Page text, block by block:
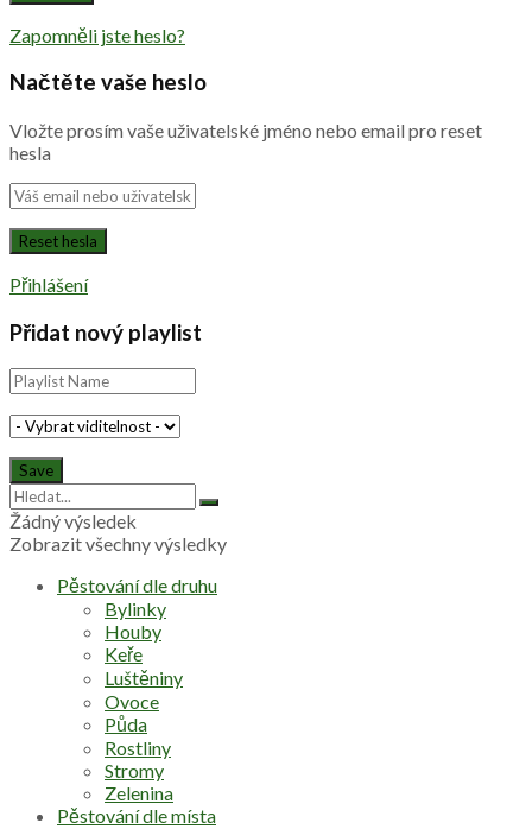
Zapomněli jste heslo?
Načtěte vaše heslo
Vložte prosím vaše uživatelské jméno nebo email pro reset
hesla
Přihlášení
Přidat nový playlist
Žádný výsledek
Zobrazit všechny výsledky
Pěstování dle druhu
Bylinky
Houby
Keře
Luštěniny
Ovoce
Půda
Rostliny
Stromy
Zelenina
Pěstování dle místa